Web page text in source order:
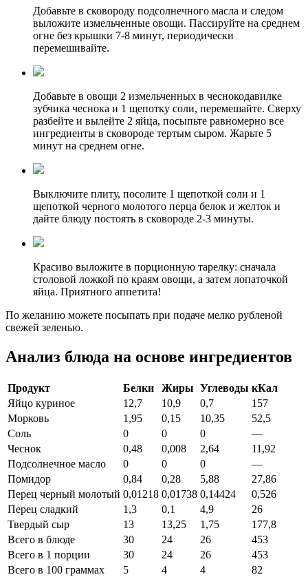
Добавьте в сковороду подсолнечного масла и следом
выложите измельченные овощи. Пассируйте на среднем
огне без крышки 7-8 минут, периодически
перемешивайте.
Добавьте в овощи 2 измельченных в чеснокодавилке
зубчика чеснока и 1 щепотку соли, перемешайте. Сверху
разбейте и вылейте 2 яйца, посыпьте равномерно все
ингредиенты в сковороде тертым сыром. Жарьте 5
минут на среднем огне.
Выключите плиту, посолите 1 щепоткой соли и 1
щепоткой черного молотого перца белок и желток и
дайте блюду постоять в сковороде 2-3 минуты.
Красиво выложите в порционную тарелку: сначала
столовой ложкой по краям овощи, а затем лопаточкой
яйца. Приятного аппетита!
По желанию можете посыпать при подаче мелко рубленой
свежей зеленью.
Анализ блюда на основе ингредиентов
Продукт Белки Жиры Углеводы кКал
Яйцо куриное
12,7 10,9 0,7
157
Морковь
1,95 0,15 10,35
52,5
Соль
0 0 0
—
Чеснок
0,48 0,008 2,64
11,92
Подсолнечное масло
0 0 0
—
Помидор
0,84 0,28 5,88
27,86
Перец черный молотый 0,01218 0,01738 0,14424
0,526
Перец сладкий
1,3 0,1 4,9
26
Твердый сыр
13 13,25 1,75
177,8
Всего в блюде
30 24 26
453
Всего в 1 порции
30 24 26
453
Всего в 100 граммах
5 4 4 82